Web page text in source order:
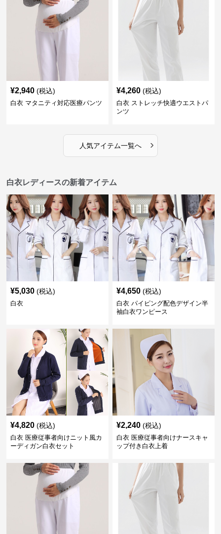
¥2,940 (税込)
白衣 マタニティ対応医療パンツ
¥4,260 (税込)
白衣 ストレッチ快適ウエストパ
ンツ
人気アイテム一覧へ ›
白衣レディースの新着アイテム
¥5,030 (税込)
白衣
¥4,650 (税込)
白衣 パイピング配色デザイン半
袖白衣ワンピース
¥4,820 (税込)
白衣 医療従事者向けニット風カ
ーディガン白衣セット
¥2,240 (税込)
白衣 医療従事者向けナースキャ
ップ付き白衣上着